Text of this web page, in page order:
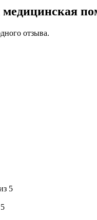
отзыва.